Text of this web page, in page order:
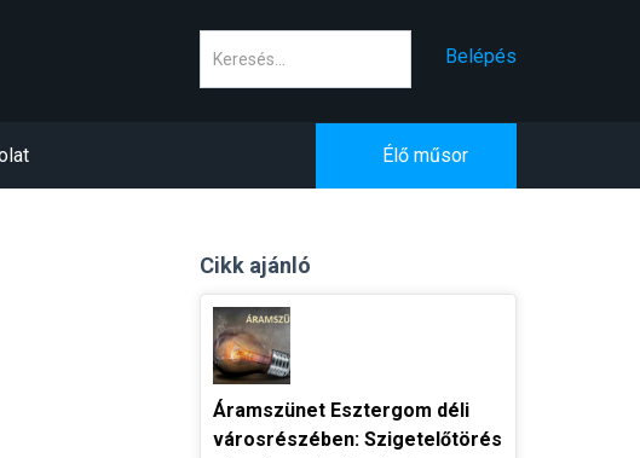
Belépés
Élő műsor
Cikk ajánló
Áramszünet Esztergom déli
városrészében: Szigetelőtörés